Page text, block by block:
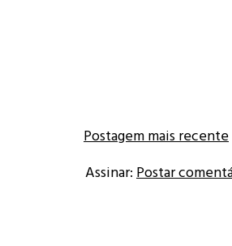
Postagem mais recente
Assinar: Postar